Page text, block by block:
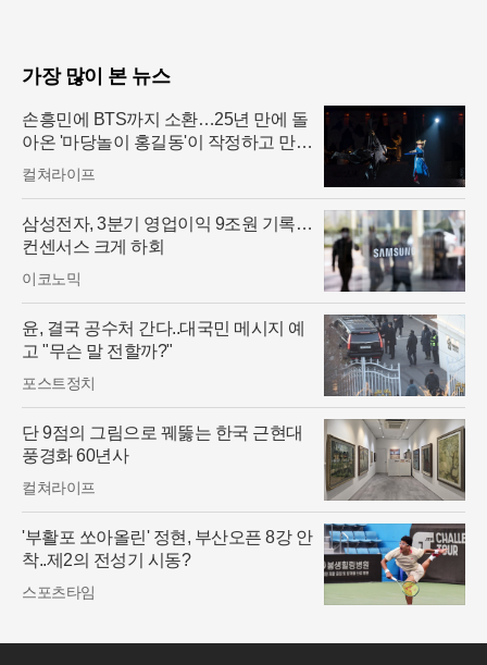
가장 많이 본 뉴스
손흥민에 BTS까지 소환…25년 만에 돌
아온 '마당놀이 홍길동'이 작정하고 만든
무대
컬쳐라이프
삼성전자, 3분기 영업이익 9조원 기록…
컨센서스 크게 하회
이코노믹
윤, 결국 공수처 간다..대국민 메시지 예
고 "무슨 말 전할까?"
포스트정치
단 9점의 그림으로 꿰뚫는 한국 근현대
풍경화 60년사
컬쳐라이프
'부활포 쏘아올린' 정현, 부산오픈 8강 안
착..제2의 전성기 시동?
스포츠타임